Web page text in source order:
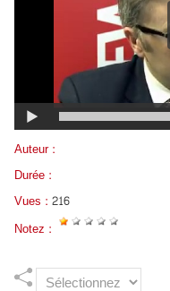
Auteur :
Durée :
Vues : 216
Notez :